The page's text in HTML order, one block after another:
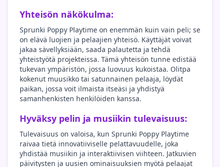
Yhteisön näkökulma:
Sprunki Poppy Playtime on enemmän kuin vain peli; se
on elävä luojien ja pelaajien yhteisö. Käyttäjät voivat
jakaa sävellyksiään, saada palautetta ja tehdä
yhteistyötä projekteissa. Tämä yhteisön tunne edistää
tukevan ympäristön, jossa luovuus kukoistaa. Olitpa
kokenut muusikko tai satunnainen pelaaja, löydät
paikan, jossa voit ilmaista itseäsi ja yhdistyä
samanhenkisten henkilöiden kanssa.
Hyväksy pelin ja musiikin tulevaisuus:
Tulevaisuus on valoisa, kun Sprunki Poppy Playtime
raivaa tietä innovatiiviselle pelattavuudelle, joka
yhdistää musiikin ja interaktiivisen viihteen. Jatkuvien
päivitysten ja uusien ominaisuuksien myötä pelaajat